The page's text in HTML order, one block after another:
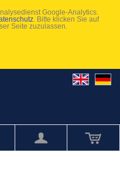
Google-Analytics.
. Bitte klicken Sie auf
Seite zuzulassen.